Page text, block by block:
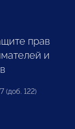
прав
и
(доб. 122)